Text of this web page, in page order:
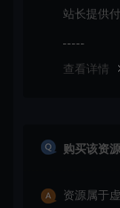
站长提供
查看详情
购买该资
资源属于